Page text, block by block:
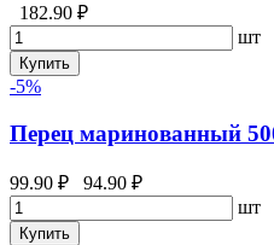
182.90 ₽
шт
Купить
-5%
Перец маринованный
99.90 ₽
94.90 ₽
шт
Купить